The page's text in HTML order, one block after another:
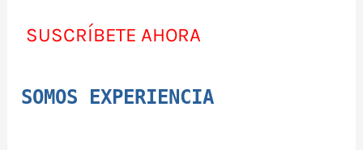
SUSCRÍBETE AHORA
SOMOS EXPERIENCIA